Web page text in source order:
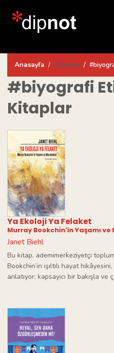
Anasayfa Etiketler
#biyografi
Kitaplar
Ya Ekoloji Ya Felaket
Murray Bookchin'in Yaşamı
Janet Biehl
Bu kitap, ademimerkeziyetçi
Bookchin’in ışıltılı hayat
anlatıyor; kapsayıcı bir bakışla ve